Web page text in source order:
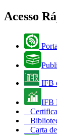
Acesso
IFB
IFB
Carta